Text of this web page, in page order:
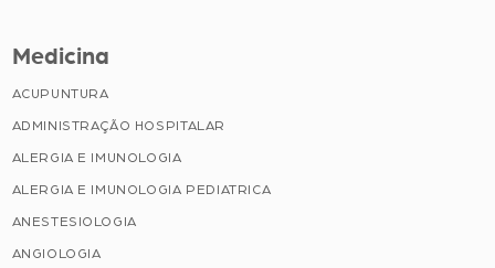
Medicina
ACUPUNTURA
ADMINISTRAÇÃO HOSPITALAR
ALERGIA E IMUNOLOGIA
ALERGIA E IMUNOLOGIA PEDIATRICA
ANESTESIOLOGIA
ANGIOLOGIA